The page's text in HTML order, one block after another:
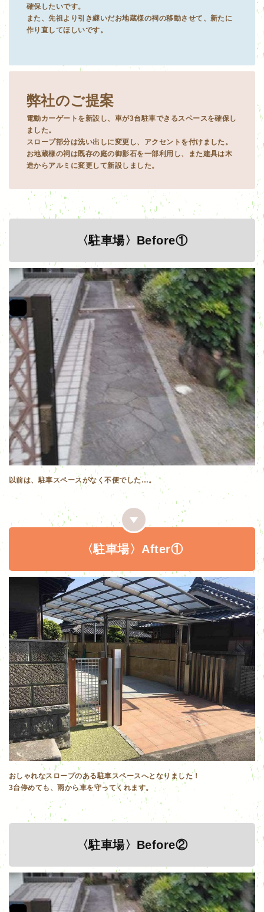
確保したいです。
また、先祖より引き継いだお地蔵様の祠の移動させて、新たに
作り直してほしいです。
弊社のご提案
電動カーゲートを新設し、車が3台駐車できるスペースを確保し
ました。
スロープ部分は洗い出しに変更し、アクセントを付けました。
お地蔵様の祠は既存の庭の御影石を一部利用し、また建具は木
造からアルミに変更して新設しました。
〈駐車場〉Before①
以前は、駐車スペースがなく不便でした…。
〈駐車場〉After①
おしゃれなスロープのある駐車スペースへとなりました！
3台停めても、雨から車を守ってくれます。
〈駐車場〉Before②